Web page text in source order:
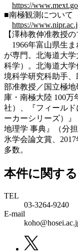
https://
■南極観測について
https://
【澤柿教伸准教授の
1966年富山県生ま
が専門。北海道大
科学）。北海道大
境科学研究科助手
部准教授／国立極
庫・南極大陸 100
社）、『フィールド
ーカーシリーズ）
地理学 事典』（分
氷学会論文賞、
多数。
本件に関す
TEL
03-3264-9240
E-mail